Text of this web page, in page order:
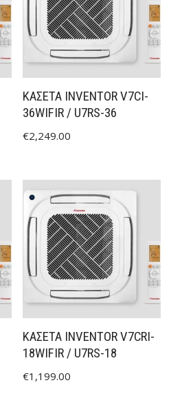
ΚΑΣΕΤΑ INVENTOR V7CI-
36WIFIR / U7RS-36
€2,249.00
ΚΑΣΕΤΑ INVENTOR V7CRI-
18WIFIR / U7RS-18
€1,199.00